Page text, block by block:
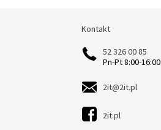
Kontakt
Kontakt
52 326 00 85
Pn-Pt 8:00-16:00
2it@2it.pl
2it.pl